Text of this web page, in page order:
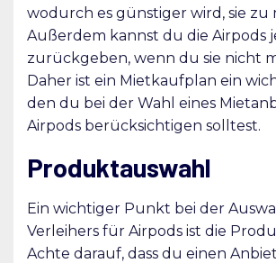
wodurch es günstiger wird, sie zu
Außerdem kannst du die Airpods
zurückgeben, wenn du sie nicht
Daher ist ein Mietkaufplan ein
den du bei der Wahl eines
Airpods berücksichtigen solltest.
Produktauswahl
Ein wichtiger Punkt bei der
Verleihers für Airpods ist die
Achte darauf, dass du einen